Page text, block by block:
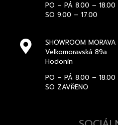
PO – PÁ 8.00 – 18.00
SO 9.00 – 17.00
SHOWROOM MORAVA
Velkomoravská 89a
Hodonín
PO – PÁ 8.00 – 18.00
SO ZAVŘENO